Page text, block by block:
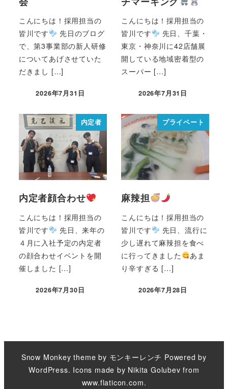
こんにちは！採用担当の
皆川です
先日のブログ
で、第3事業部の新人研修
についてあげさせていた
だきまし […]
2026年7月31日
こんにちは！採用担当の
皆川です
先日、千葉・
東京・神奈川に42店舗展
開している地域密着型の
スーパー […]
2026年7月31日
内定者
内定者顔合わせ
こんにちは！採用担当の
皆川です
先日、来年の
４月に入社予定の内定者
の顔合わせイベントを開
催しました […]
2026年7月30日
プライベート
麻辣担
こんにちは！採用担当の
皆川です
先日、流行に
少し遅れて麻辣担を食べ
に行ってきました
あま
り辛すぎる […]
2026年7月28日
Snow Monkey theme by モンキーレンチ Powered by
WordPress. Icons made by Nikita Golubev from
www.flaticon.com.